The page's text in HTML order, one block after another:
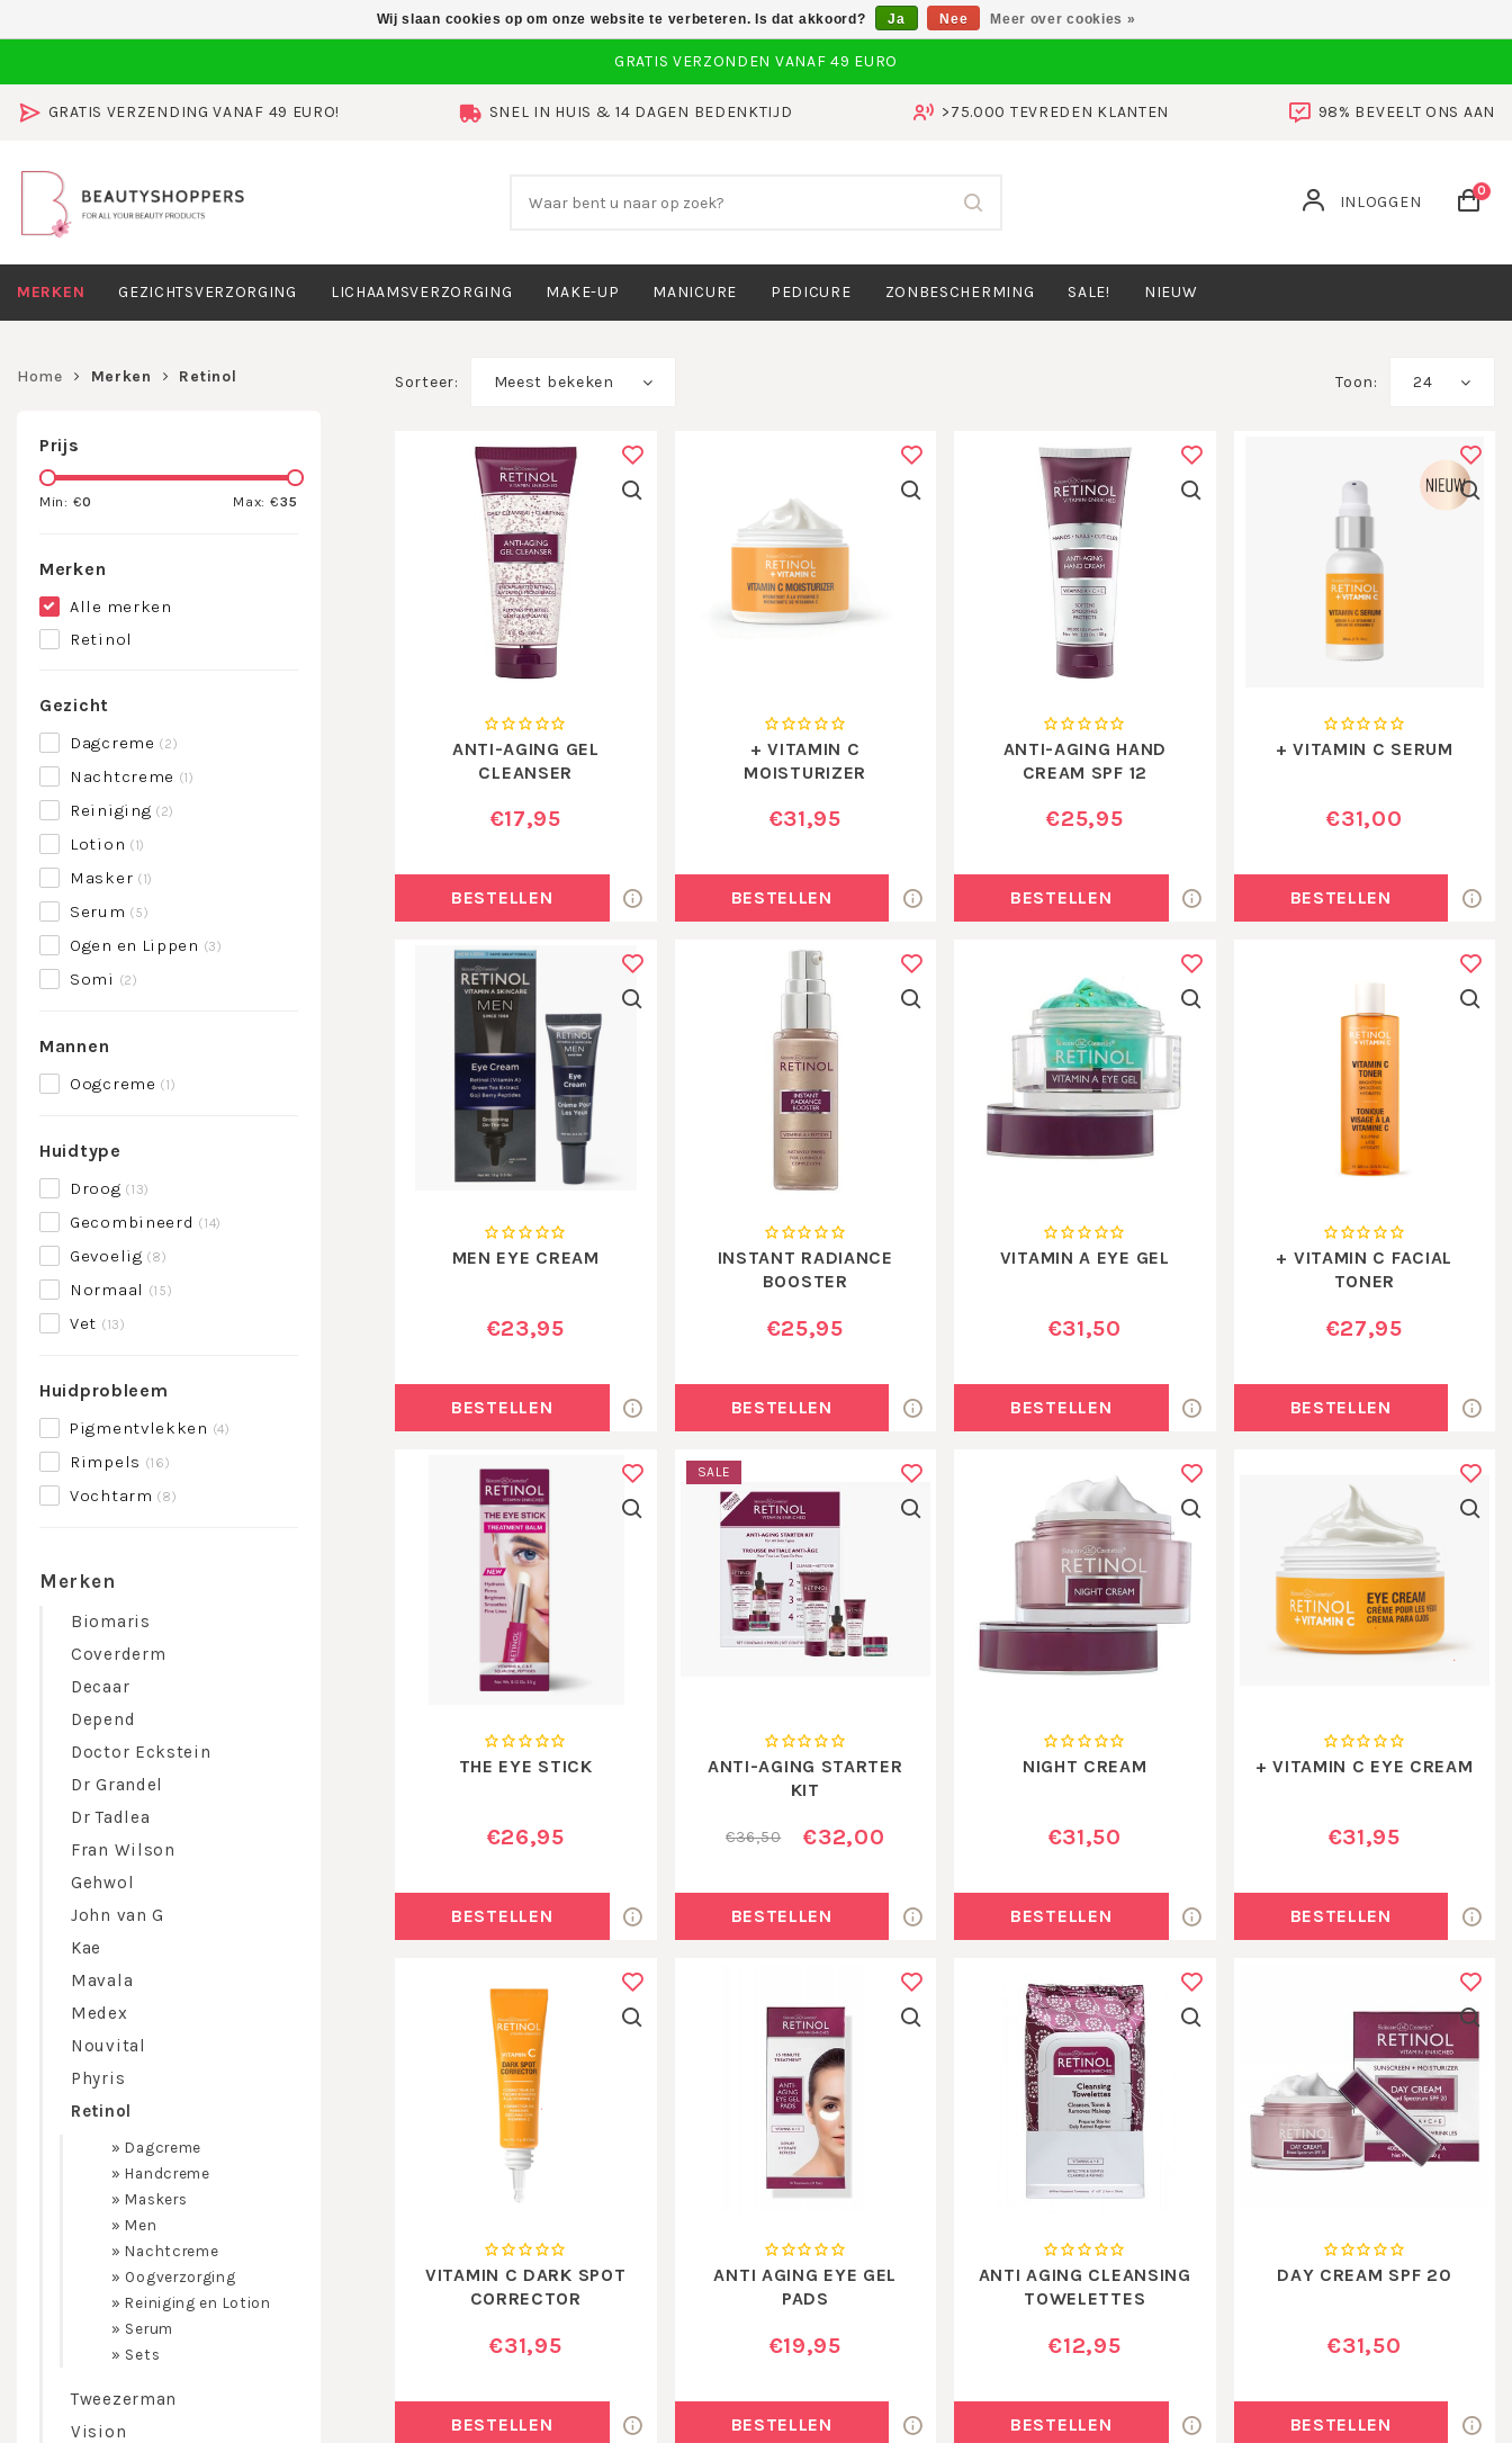
GRATIS VERZENDING VANAF 49 EURO! SNEL IN HUIS & 14 DAGEN BEDENKTIJD >75.000 TEVREDEN KLANTEN 98% BEVEELT ONS AAN
INLOGGEN
0
MERKEN GEZICHTSVERZORGING LICHAAMSVERZORGING MAKE-UP MANICURE PEDICURE ZONBESCHERMING SALE! NIEUW
Home Merken Retinol
Prijs
Min: €0 Max: €35
Merken
Alle merken
Retinol
Gezicht
Dagcreme (2)
Nachtcreme (1)
Reiniging (2)
Lotion (1)
Masker (1)
Serum (5)
Ogen en Lippen (3)
Somi (2)
Mannen
Oogcreme (1)
Huidtype
Droog (13)
Gecombineerd (14)
Gevoelig (8)
Normaal (15)
Vet (13)
Huidprobleem
Pigmentvlekken (4)
Rimpels (16)
Vochtarm (8)
Merken
Biomaris
Coverderm
Decaar
Depend
Doctor Eckstein
Dr Grandel
Dr Tadlea
Fran Wilson
Gehwol
John van G
Kae
Mavala
Medex
Nouvital
Phyris
Retinol
»Dagcreme
»Handcreme
»Maskers
»Men
»Nachtcreme
» Oogverzorging
»Reiniging en Lotion
» Serum
» Sets
Tweezerman
Vision
Sorteer: Meest bekeken Toon: 24
ANTI-AGING GEL
CLEANSER
€17,95
BESTELLEN
+ VITAMIN C
MOISTURIZER
€31,95
BESTELLEN
ANTI-AGING HAND
CREAM SPF 12
€25,95
BESTELLEN
+ VITAMIN C SERUM
€31,00
BESTELLEN
MEN EYE CREAM
€23,95
BESTELLEN
INSTANT RADIANCE
BOOSTER
€25,95
BESTELLEN
VITAMIN A EYE GEL
€31,50
BESTELLEN
+ VITAMIN C FACIAL
TONER
€27,95
BESTELLEN
THE EYE STICK
€26,95
BESTELLEN
SALE
ANTI-AGING STARTER
KIT
€36,50 €32,00
BESTELLEN
NIGHT CREAM
€31,50
BESTELLEN
+ VITAMIN C EYE CREAM
€31,95
BESTELLEN
VITAMIN C DARK SPOT
CORRECTOR
€31,95
BESTELLEN
ANTI AGING EYE GEL
PADS
€19,95
BESTELLEN
ANTI AGING CLEANSING
TOWELETTES
€12,95
BESTELLEN
DAY CREAM SPF 20
€31,50
BESTELLEN
Wij slaan cookies op om onze website te verbeteren. Is dat akkoord? Ja Nee Meer over cookies »